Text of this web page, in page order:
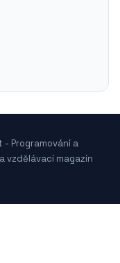
Programování a
vzdělávací magazín